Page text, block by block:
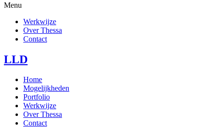
Menu
Werkwijze
Over Thessa
Contact
LLD
Home
Mogelijkheden
Portfolio
Werkwijze
Over Thessa
Contact